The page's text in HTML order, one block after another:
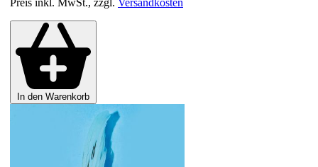
In den Warenkorb